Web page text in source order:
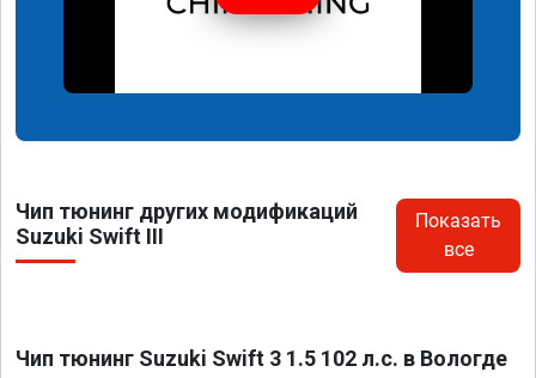
Чип тюнинг других модификаций
Suzuki Swift III
Показать
все
Чип тюнинг Suzuki Swift 3 1.5 102 л.с. в Вологде